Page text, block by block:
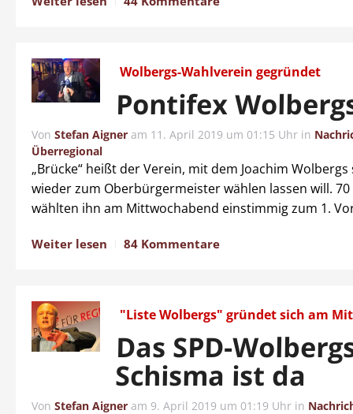
Wolbergs-Wahlverein gegründet
Pontifex
Von Stefan Aigner am 11. April 2019 um 01:15 Uhr in
Überregional
„Brücke“ heißt der Verein, mit dem Joachim Wolbergs
wieder zum Oberbürgermeister wählen lassen will.
wählten ihn am Mittwochabend einstimmig zum 1.
Weiter lesen 84 Kommentare
"Liste Wolbergs" gründet sich am
Das SPD-
Schisma ist da
Von Stefan Aigner am 9. April 2019 um 01:19 Uhr in